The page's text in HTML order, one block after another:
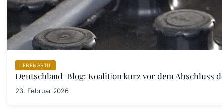
LEBENSSTIL
Deutschland-Blog: Koalition kurz vor dem Abschluss
23. Februar 2026